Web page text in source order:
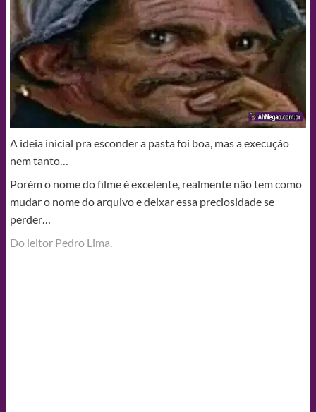
A ideia inicial pra esconder a pasta foi boa, mas a execução
nem tanto…
Porém o nome do filme é excelente, realmente não tem como
mudar o nome do arquivo e deixar essa preciosidade se
perder…
Do leitor Pedro Lima.